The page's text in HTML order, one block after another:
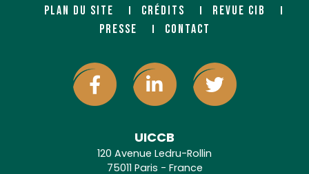
PLAN DU SITE
CRÉDITS
REVUE CIB
PRESSE
CONTACT
UICCB
120 Avenue Ledru-Rollin
75011 Paris - France